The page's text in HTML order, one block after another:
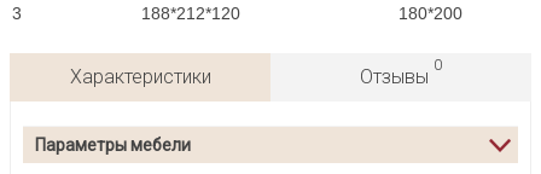
3
188*212*120 180*200
Характеристики Отзывы
0
Параметры мебели